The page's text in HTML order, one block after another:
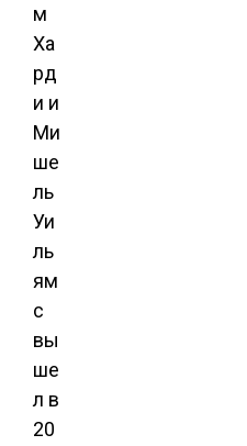
м
Ха
рд
и и
Ми
ше
ль
Уи
ль
ям
с
вы
ше
л в
20